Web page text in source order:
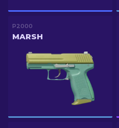
P2000
MARSH